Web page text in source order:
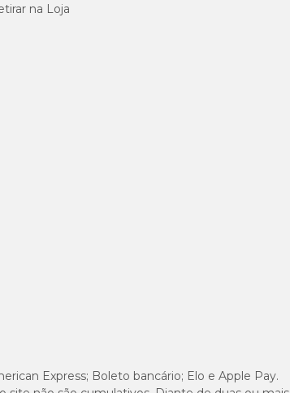
dia;
na Loja
Express; Boleto bancário; Elo e Apple Pay.